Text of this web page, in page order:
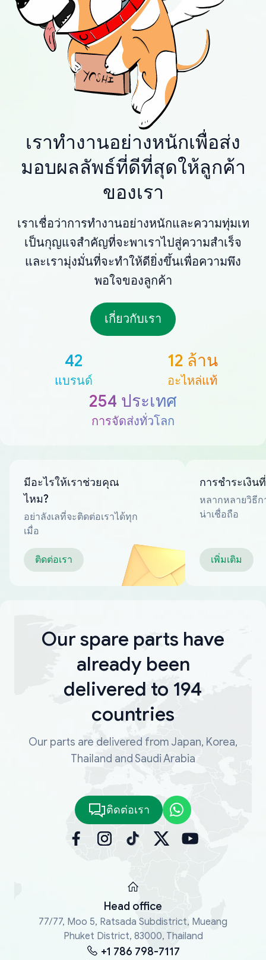
เราทำงานอย่างหนักเพื่อส่ง
มอบผลลัพธ์ที่ดีที่สุดให้ลูกค้า
ของเรา
เราเชื่อว่าการทำงานอย่างหนักและความทุ่มเท
เป็นกุญแจสำคัญที่จะพาเราไปสู่ความสำเร็จ
และเรามุ่งมั่นที่จะทำให้ดียิ่งขึ้นเพื่อความพึง
พอใจของลูกค้า
เกี่ยวกับเรา
42
แบรนด์
12 ล้าน
อะไหล่แท้
254 ประเทศ
การจัดส่งทั่วโลก
มีอะไรให้เราช่วยคุณ
ไหม?
อย่าลังเลที่จะติดต่อเราได้ทุก
เมื่อ
ติดต่อเรา
การชำระเงิน
หลากหลายวิธีก
น่าเชื่อถือ
เพิ่มเติม
Our spare parts have
already been
delivered to 194
countries
Our parts are delivered from Japan, Korea,
Thailand and Saudi Arabia
ติดต่อเรา
Head office
77/77, Moo 5, Ratsada Subdistrict, Mueang
Phuket District, 83000, Thailand
+1 786 798-7117